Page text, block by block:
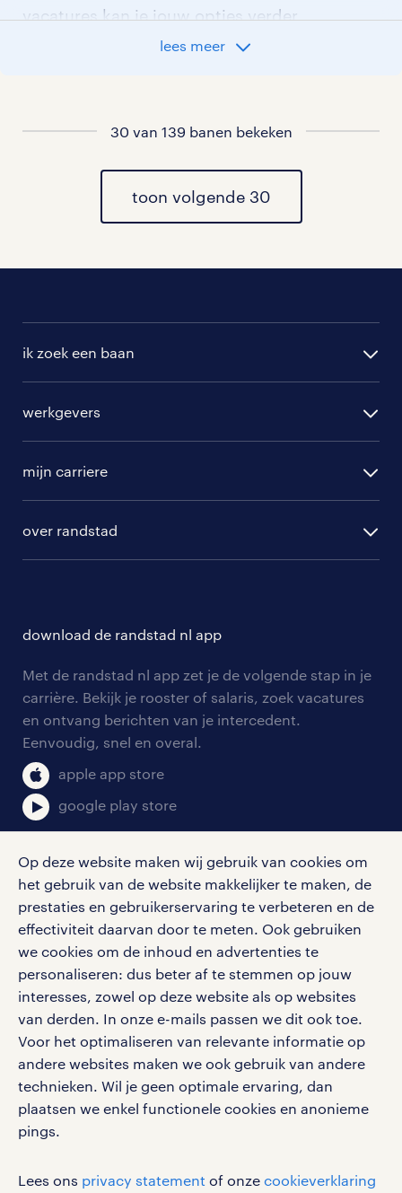
Op deze website maken wij gebruik van cookies om
het gebruik van de website makkelijker te maken, de
prestaties en gebruikerservaring te verbeteren en de
effectiviteit daarvan door te meten. Ook gebruiken
we cookies om de inhoud en advertenties te
personaliseren: dus beter af te stemmen op jouw
interesses, zowel op deze website als op websites
van derden. In onze e-mails passen we dit ook toe.
Voor het optimaliseren van relevante informatie op
andere websites maken we ook gebruik van andere
technieken. Wil je geen optimale ervaring, dan
plaatsen we enkel functionele cookies en anonieme
pings.
Lees ons privacy statement of onze cookieverklaring
vacatures kan je jouw opties verder
al onze medewerker technische dienst
lees meer
30 van 139 banen bekeken
toon volgende 30
ik zoek een baan
randstad professional
randstad digital
werkgevers
hr-diensten
branches
tarieven
personeel gezocht
aanmelden nieuwsbrief
mijn carriere
blogs en artikelen
salarischecker
bruto-netto calculator
over randstad
onze vestigingen
pers
klachten en misstanden
download de randstad nl app
Met de randstad nl app zet je de volgende stap in je
carrière. Bekijk je rooster of salaris, zoek vacatures
en ontvang berichten van je intercedent.
Eenvoudig, snel en overal.
apple app store
google play store
social media
Volg ons voor de leukste content omtrent
vacatures, solliciteren en inspiratie.
werken bij randstad
gebruikersvoorwaarden
privacystatement
cookies